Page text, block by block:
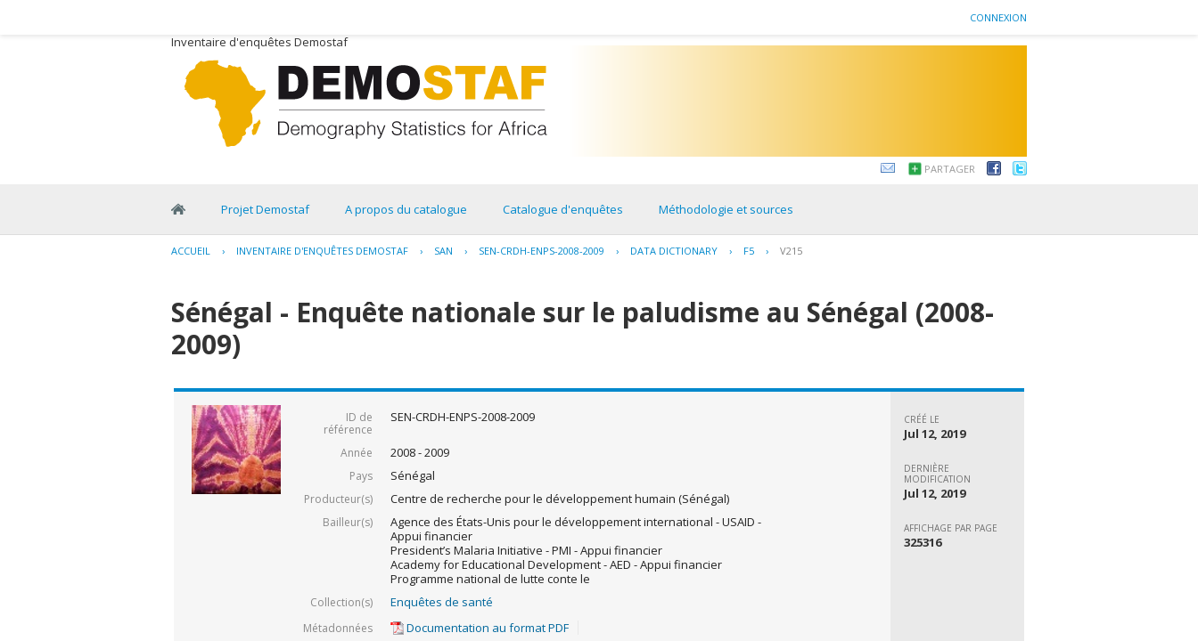
CONNEXION
Inventaire d'enquêtes Demostaf
PARTAGER
Projet Demostaf A propos du catalogue Catalogue d'enquêtes Méthodologie et sources
ACCUEIL › INVENTAIRE D'ENQUÊTES DEMOSTAF › SAN › SEN-CRDH-ENPS-2008-2009 › DATA DICTIONARY › F5 › V215
Sénégal - Enquête nationale sur le paludisme au Sénégal (2008-
2009)
ID de
référence
SEN-CRDH-ENPS-2008-2009
Année 2008 - 2009
Pays Sénégal
Producteur(s) Centre de recherche pour le développement humain (Sénégal)
Bailleur(s)
Agence des États-Unis pour le développement international - USAID -
Appui financier
President’s Malaria Initiative - PMI - Appui financier
Academy for Educational Development - AED - Appui financier
Programme national de lutte conte le
Collection(s) Enquêtes de santé
Métadonnées
Documentation au format PDF
CRÉÉ LE
Jul 12, 2019
DERNIÈRE
MODIFICATION
Jul 12, 2019
AFFICHAGE PAR PAGE
325316